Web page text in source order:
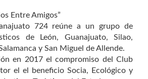
Entre Amigos”
724 reúne a un grupo de
de León, Guanajuato, Silao,
y San Miguel de Allende.
en 2017 el compromiso del Club
el el beneficio Socia, Ecológico y